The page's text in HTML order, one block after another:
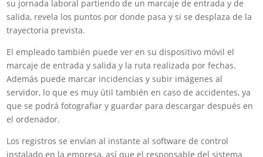
su jornada laboral partiendo de un marcaje de entrada y de
salida, revela los puntos por donde pasa y si se desplaza de la
trayectoria prevista.
El empleado también puede ver en su dispositivo móvil el
marcaje de entrada y salida y la ruta realizada por fechas.
Además puede marcar incidencias y subir imágenes al
servidor, lo que es muy útil también en caso de accidentes, ya
que se podrá fotografiar y guardar para descargar después en
el ordenador.
Los registros se envían al instante al software de control
instalado en la empresa, así que el responsable del sistema